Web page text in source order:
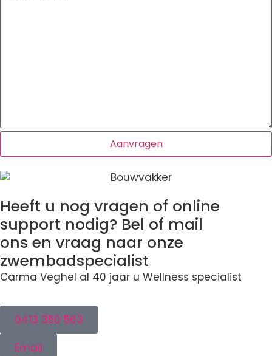
Heeft u nog vragen of online
support nodig? Bel of mail
ons en vraag naar onze
zwembadspecialist
Carma Veghel al 40 jaar u Wellness specialist
0413 350 563
Email